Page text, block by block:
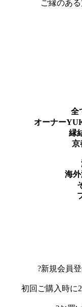
ご縁のあ
全
オーナー
縁
京
海
?新規会員
初回ご購入時に